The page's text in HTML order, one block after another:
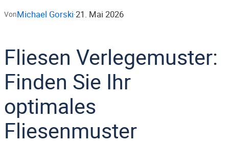
VonMichael Gorski·21. Mai 2026
Fliesen Verlegemuster:
Finden Sie Ihr
optimales
Fliesenmuster